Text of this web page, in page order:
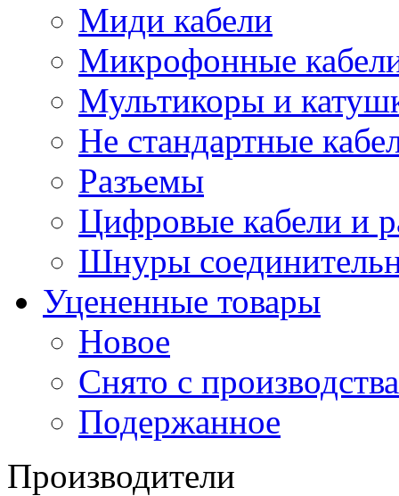
Миди кабели
Микрофонные
Мультикоры и
Не стандартные
Разъемы
Цифровые кабели и
Шнуры
Уцененные товары
Новое
Снято с производства
Подержанное
Производители